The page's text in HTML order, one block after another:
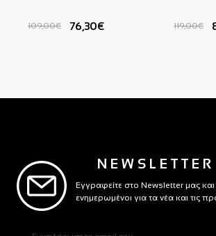
109,00€ 76,30€ 119,00€
NEWSLETTER
Εγγραφείτε στο Newsletter μας και
ενημερωμένοι για τα νέα και τις